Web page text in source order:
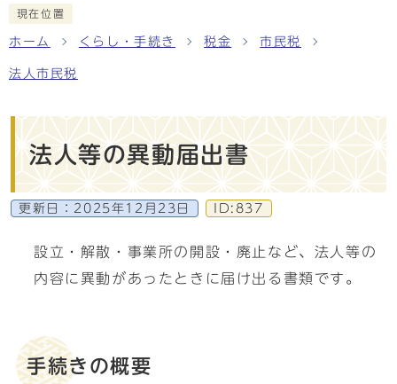
現在位置
ホーム くらし・手続き 税金 市民税
法人市民税
法人等の異動届出書
更新日： 2025年12月23日 ID:837
設立・解散・事業所の開設・廃止など、法人等の
内容に異動があったときに届け出る書類です。
手続きの概要